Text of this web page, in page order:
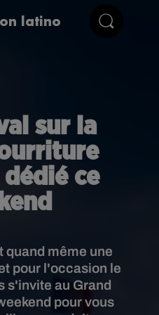
latino
sur la
ce
quand même une
pour l'occasion le
s'invite au Grand
pour vous